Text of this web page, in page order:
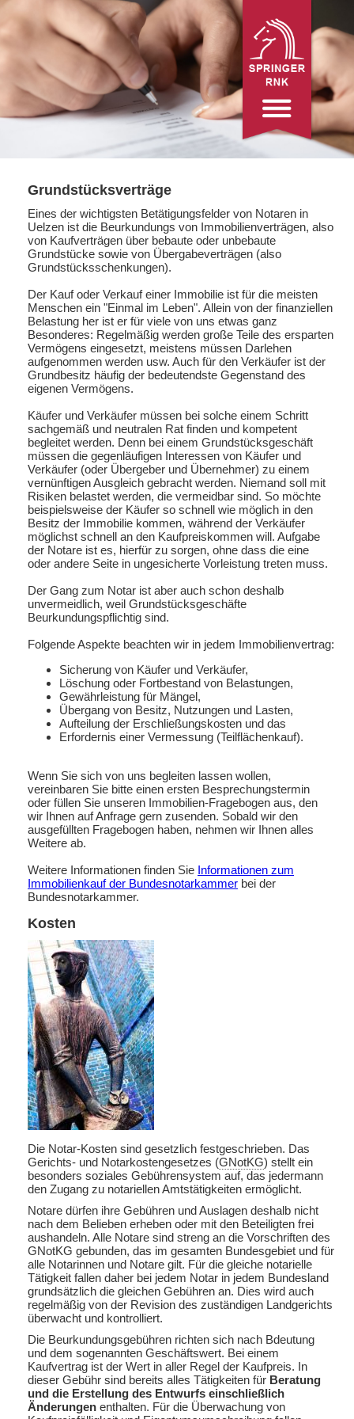
Grundstücksverträge
Eines der wichtigsten Betätigungsfelder von Notaren in
Uelzen ist die Beurkundungs von Immobilienverträgen, also
von Kaufverträgen über bebaute oder unbebaute
Grundstücke sowie von Übergabeverträgen (also
Grundstücksschenkungen).
Der Kauf oder Verkauf einer Immobilie ist für die meisten
Menschen ein "Einmal im Leben". Allein von der finanziellen
Belastung her ist er für viele von uns etwas ganz
Besonderes: Regelmäßig werden große Teile des ersparten
Vermögens eingesetzt, meistens müssen Darlehen
aufgenommen werden usw. Auch für den Verkäufer ist der
Grundbesitz häufig der bedeutendste Gegenstand des
eigenen Vermögens.
Käufer und Verkäufer müssen bei solche einem Schritt
sachgemäß und neutralen Rat finden und kompetent
begleitet werden. Denn bei einem Grundstücksgeschäft
müssen die gegenläufigen Interessen von Käufer und
Verkäufer (oder Übergeber und Übernehmer) zu einem
vernünftigen Ausgleich gebracht werden. Niemand soll mit
Risiken belastet werden, die vermeidbar sind. So möchte
beispielsweise der Käufer so schnell wie möglich in den
Besitz der Immobilie kommen, während der Verkäufer
möglichst schnell an den Kaufpreiskommen will. Aufgabe
der Notare ist es, hierfür zu sorgen, ohne dass die eine
oder andere Seite in ungesicherte Vorleistung treten muss.
Der Gang zum Notar ist aber auch schon deshalb
unvermeidlich, weil Grundstücksgeschäfte
Beurkundungspflichtig sind.
Folgende Aspekte beachten wir in jedem Immobilienvertrag:
Sicherung von Käufer und Verkäufer,
Löschung oder Fortbestand von Belastungen,
Gewährleistung für Mängel,
Übergang von Besitz, Nutzungen und Lasten,
Aufteilung der Erschließungskosten und das
Erfordernis einer Vermessung (Teilflächenkauf).
Wenn Sie sich von uns begleiten lassen wollen,
vereinbaren Sie bitte einen ersten Besprechungstermin
oder füllen Sie unseren Immobilien-Fragebogen aus, den
wir Ihnen auf Anfrage gern zusenden. Sobald wir den
ausgefüllten Fragebogen haben, nehmen wir Ihnen alles
Weitere ab.
Weitere Informationen finden Sie Informationen zum
Immobilienkauf der Bundesnotarkammer bei der
Bundesnotarkammer.
Kosten
Die Notar-Kosten sind gesetzlich festgeschrieben. Das
Gerichts- und Notarkostengesetzes (GNotKG) stellt ein
besonders soziales Gebührensystem auf, das jedermann
den Zugang zu notariellen Amtstätigkeiten ermöglicht.
Notare dürfen ihre Gebühren und Auslagen deshalb nicht
nach dem Belieben erheben oder mit den Beteiligten frei
aushandeln. Alle Notare sind streng an die Vorschriften des
GNotKG gebunden, das im gesamten Bundesgebiet und für
alle Notarinnen und Notare gilt. Für die gleiche notarielle
Tätigkeit fallen daher bei jedem Notar in jedem Bundesland
grundsätzlich die gleichen Gebühren an. Dies wird auch
regelmäßig von der Revision des zuständigen Landgerichts
überwacht und kontrolliert.
Die Beurkundungsgebühren richten sich nach Bdeutung
und dem sogenannten Geschäftswert. Bei einem
Kaufvertrag ist der Wert in aller Regel der Kaufpreis. In
dieser Gebühr sind bereits alles Tätigkeiten für Beratung
und die Erstellung des Entwurfs einschließlich
Änderungen enthalten. Für die Überwachung von